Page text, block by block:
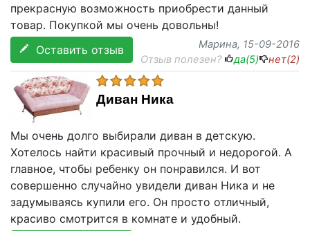
прекрасную возможность приобрести данный
товар. Покупкой мы очень довольны!
Оставить отзыв
Марина, 15-09-2016
Отзыв полезен?
да(5) нет(2)
Диван Ника
Мы очень долго выбирали диван в детскую.
Хотелось найти красивый прочный и недорогой. А
главное, чтобы ребенку он понравился. И вот
совершенно случайно увидели диван Ника и не
задумываясь купили его. Он просто отличный,
красиво смотрится в комнате и удобный.